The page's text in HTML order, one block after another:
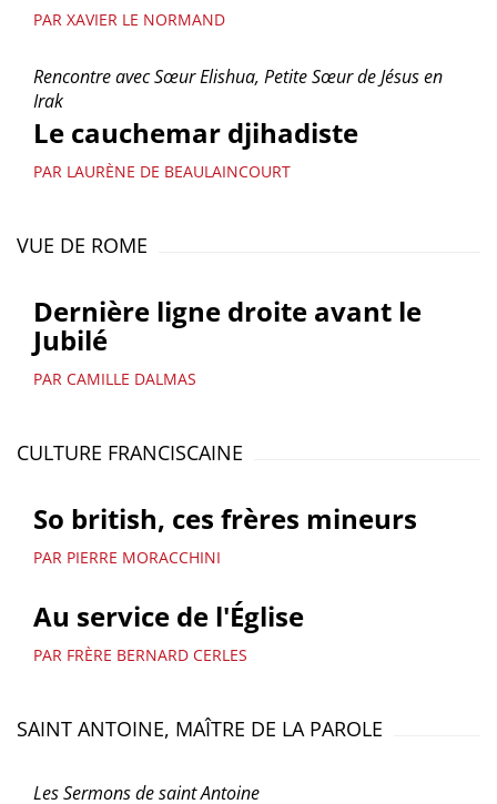
PAR XAVIER LE NORMAND
Rencontre avec Sœur Elishua, Petite Sœur de Jésus en
Irak
Le cauchemar djihadiste
PAR LAURÈNE DE BEAULAINCOURT
VUE DE ROME
Dernière ligne droite avant le
Jubilé
PAR CAMILLE DALMAS
CULTURE FRANCISCAINE
So british, ces frères mineurs
PAR PIERRE MORACCHINI
Au service de l'Église
PAR FRÈRE BERNARD CERLES
SAINT ANTOINE, MAÎTRE DE LA PAROLE
Les Sermons de saint Antoine